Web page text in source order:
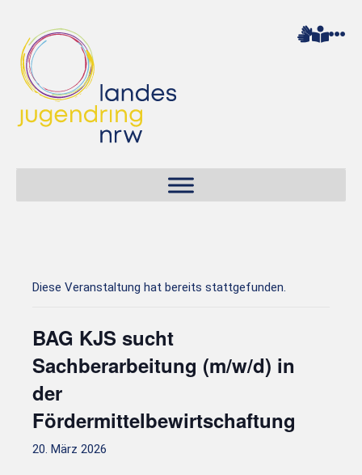
Diese Veranstaltung hat bereits stattgefunden.
BAG KJS sucht
Sachberarbeitung (m/w/d) in
der
Fördermittelbewirtschaftung
20. März 2026